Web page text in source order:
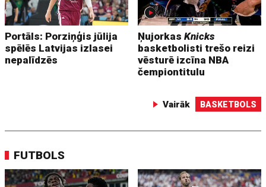
Portāls: Porziņģis jūlija
spēlēs Latvijas izlasei
nepalīdzēs
ŅujorkasKnicks
basketbolisti trešo reizi
vēsturē izcīna NBA
čempiontitulu
Vairāk BASKETBOLS
FUTBOLS